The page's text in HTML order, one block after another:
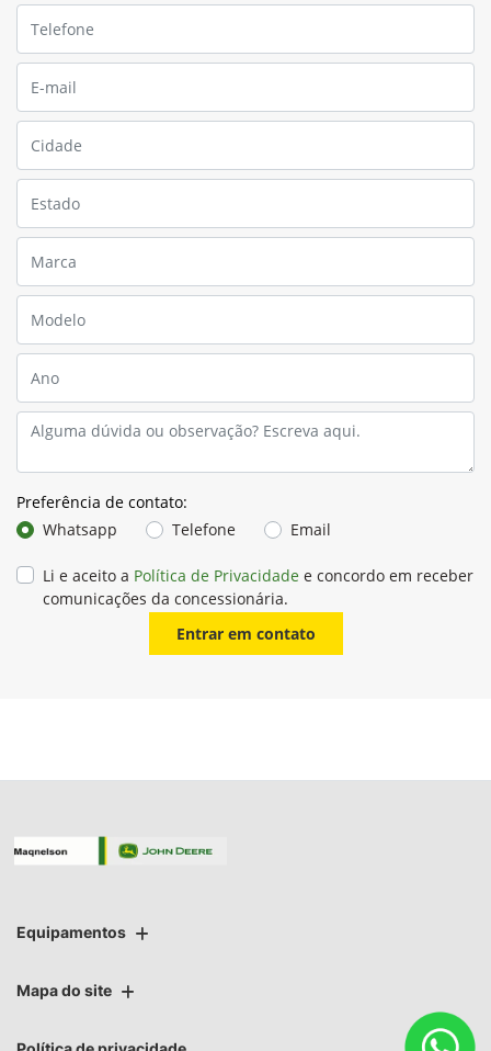
Preferência de contato:
Whatsapp
Telefone Email
Li e aceito a Política de Privacidade e concordo em receber
comunicações da concessionária.
Entrar em contato
Equipamentos
Mapa do site